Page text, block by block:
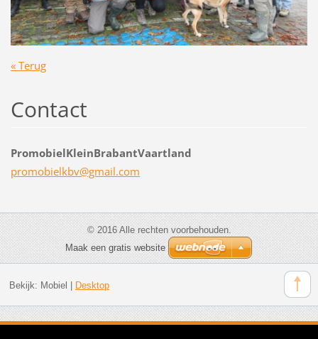
« Terug
Contact
PromobielKleinBrabantVaartland
promobielkbv@gmail.com
© 2016 Alle rechten voorbehouden.
Maak een gratis website
Bekijk: Mobiel | Desktop